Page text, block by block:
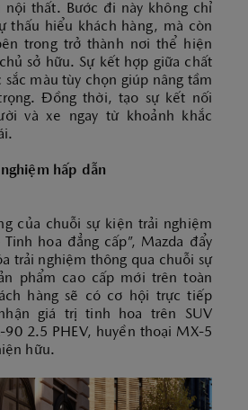
nội thất. Bước đi này không chỉ
thấu hiểu khách hàng, mà còn
trong trở thành nơi thể hiện
sở hữu. Sự kết hợp giữa chất
sắc màu tùy chọn giúp nâng tầm
Đồng thời, tạo sự kết nối
và xe ngay từ khoảnh khắc
trải nghiệm hấp dẫn
của chuỗi sự kiện trải nghiệm
hoa đẳng cấp”, Mazda đẩy
trải nghiệm thông qua chuỗi sự
phẩm cao cấp mới trên toàn
hàng sẽ có cơ hội trực tiếp
giá trị tinh hoa trên SUV
90 2.5 PHEV, huyền thoại MX-5
hữu.